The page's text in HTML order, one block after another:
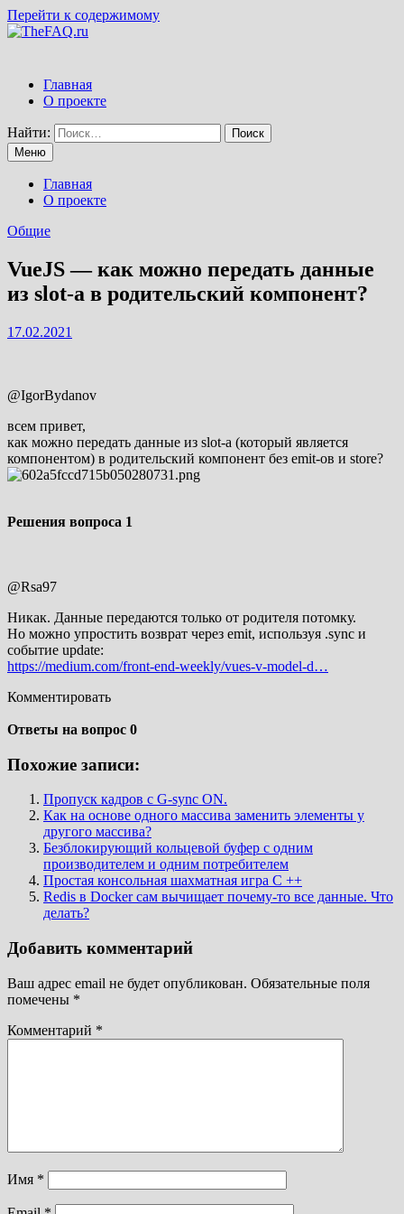
Перейти к содержимому
Главная
О проекте
Найти:
Меню
Главная
О проекте
Общие
VueJS — как можно передать данные
из slot-a в родительский компонент?
17.02.2021
@IgorBydanov
всем привет,
как можно передать данные из slot-а (который является
компонентом) в родительский компонент без emit-ов и store?
Решения вопроса 1
@Rsa97
Никак. Данные передаются только от родителя потомку.
Но можно упростить возврат через emit, используя .sync и
событие update:
https://medium.com/front-end-weekly/vues-v-model-d…
Комментировать
Ответы на вопрос 0
Похожие записи:
Пропуск кадров с G-sync ON.
Как на основе одного массива заменить элементы у
другого массива?
Безблокирующий кольцевой буфер с одним
производителем и одним потребителем
Простая консольная шахматная игра C ++
Redis в Docker сам вычищает почему-то все данные. Что
делать?
Добавить комментарий
Ваш адрес email не будет опубликован. Обязательные поля
помечены *
Комментарий *
Имя *